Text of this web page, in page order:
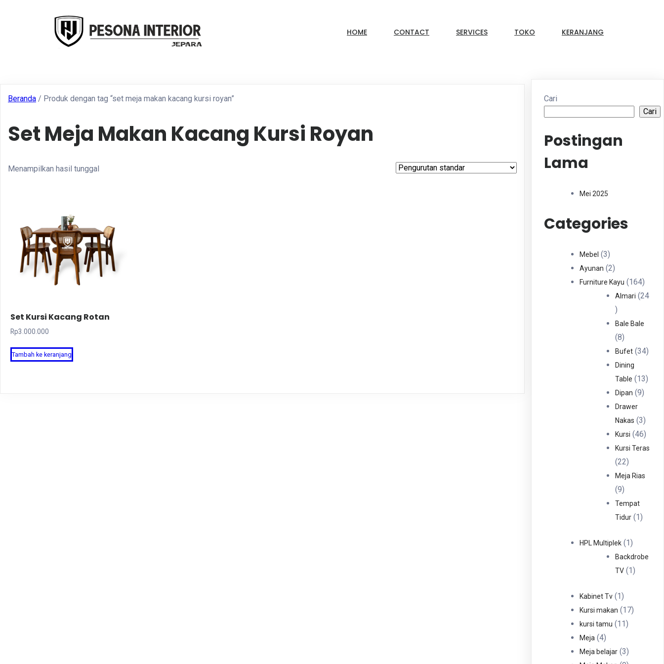
HOME CONTACT SERVICES TOKO KERANJANG
Beranda / Produk dengan tag “set meja makan kacang kursi royan”
Set Meja Makan Kacang Kursi Royan
Menampilkan hasil tunggal
Set Kursi Kacang Rotan
Rp3.000.000
Tambah ke keranjang
Cari
Cari
Postingan
Lama
Mei 2025
Categories
Mebel 33
Produk
Ayunan 22
Produk
Furniture Kayu 164164
Almari
24
24
Produk
Bale Bale
88
Produk
Bufet 3434
Dining
Table
1313
Dipan 99
Drawer
Nakas
33
Kursi 4646
Kursi Teras
2222
Produk
Meja Rias
99
Produk
Tempat
Tidur
11
HPL Multiplek 11
Produk
Backdrobe
TV
11
Kabinet Tv 11
Produk
Kursi makan 1717
kursi tamu 1111
Meja 44
Produk
Meja belajar 33